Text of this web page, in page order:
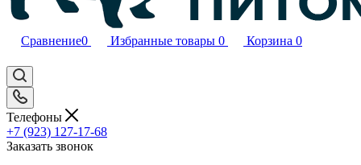
Сравнение0 Избранные товары 0 Корзина 0
Телефоны
+7 (923) 127-17-68
Заказать звонок